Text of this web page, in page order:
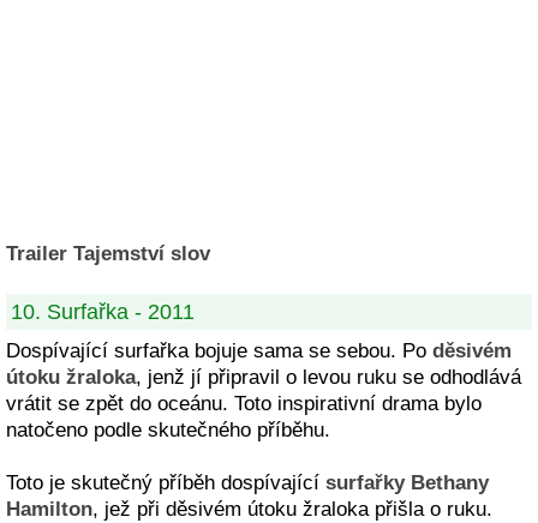
Trailer Tajemství slov
10. Surfařka - 2011
Dospívající surfařka bojuje sama se sebou. Po děsivém
útoku žraloka, jenž jí připravil o levou ruku se odhodlává
vrátit se zpět do oceánu. Toto inspirativní drama bylo
natočeno podle skutečného příběhu.
Toto je skutečný příběh dospívající surfařky Bethany
Hamilton, jež při děsivém útoku žraloka přišla o ruku.